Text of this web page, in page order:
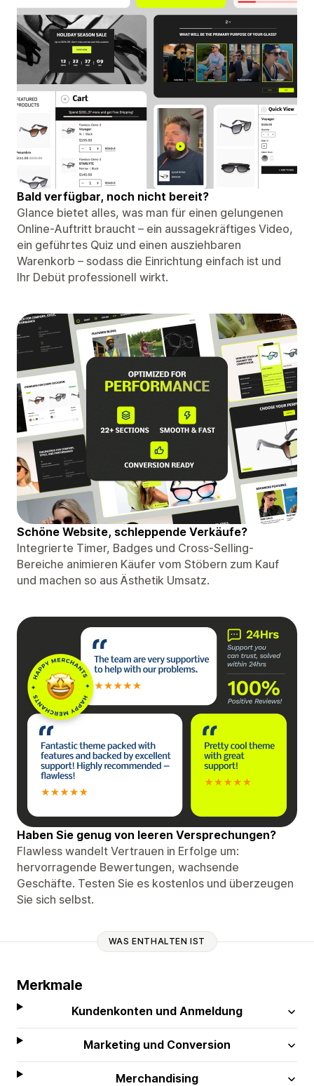
Bald verfügbar, noch nicht bereit?
Glance bietet alles, was man für einen gelungenen
Online-Auftritt braucht – ein aussagekräftiges Video,
ein geführtes Quiz und einen ausziehbaren
Warenkorb – sodass die Einrichtung einfach ist und
Ihr Debüt professionell wirkt.
Schöne Website, schleppende Verkäufe?
Integrierte Timer, Badges und Cross-Selling-
Bereiche animieren Käufer vom Stöbern zum Kauf
und machen so aus Ästhetik Umsatz.
Haben Sie genug von leeren Versprechungen?
Flawless wandelt Vertrauen in Erfolge um:
hervorragende Bewertungen, wachsende
Geschäfte. Testen Sie es kostenlos und überzeugen
Sie sich selbst.
WAS ENTHALTEN IST
Merkmale
Kundenkonten und Anmeldung
Marketing und Conversion
Merchandising